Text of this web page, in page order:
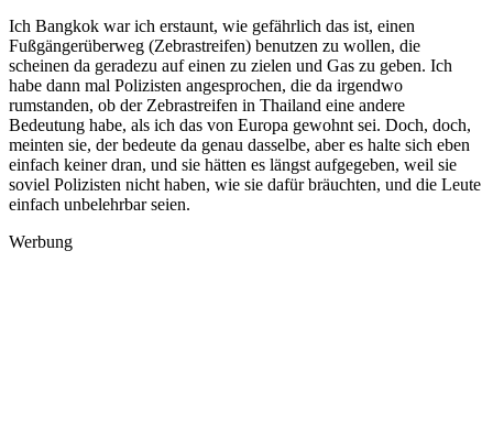
Ich Bangkok war ich erstaunt, wie gefährlich das ist, einen
Fußgängerüberweg (Zebrastreifen) benutzen zu wollen, die
scheinen da geradezu auf einen zu zielen und Gas zu geben. Ich
habe dann mal Polizisten angesprochen, die da irgendwo
rumstanden, ob der Zebrastreifen in Thailand eine andere
Bedeutung habe, als ich das von Europa gewohnt sei. Doch, doch,
meinten sie, der bedeute da genau dasselbe, aber es halte sich eben
einfach keiner dran, und sie hätten es längst aufgegeben, weil sie
soviel Polizisten nicht haben, wie sie dafür bräuchten, und die Leute
einfach unbelehrbar seien.
Werbung